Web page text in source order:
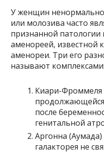
У женщин
или молозива часто
признанной патологии
аменореей, известной
аменореи. Три его
называют комплексами:
Киари-Фроммеля
после
генитальной
Аргонна
галакторея не